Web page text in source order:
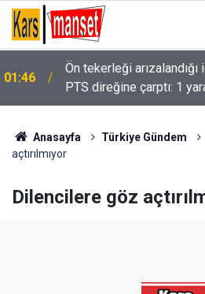
01:46
Ön tekerleği
PTS direğine çarptı: 1
Anasayfa Türkiye Gündem
açtırılmıyor
Dilencilere göz